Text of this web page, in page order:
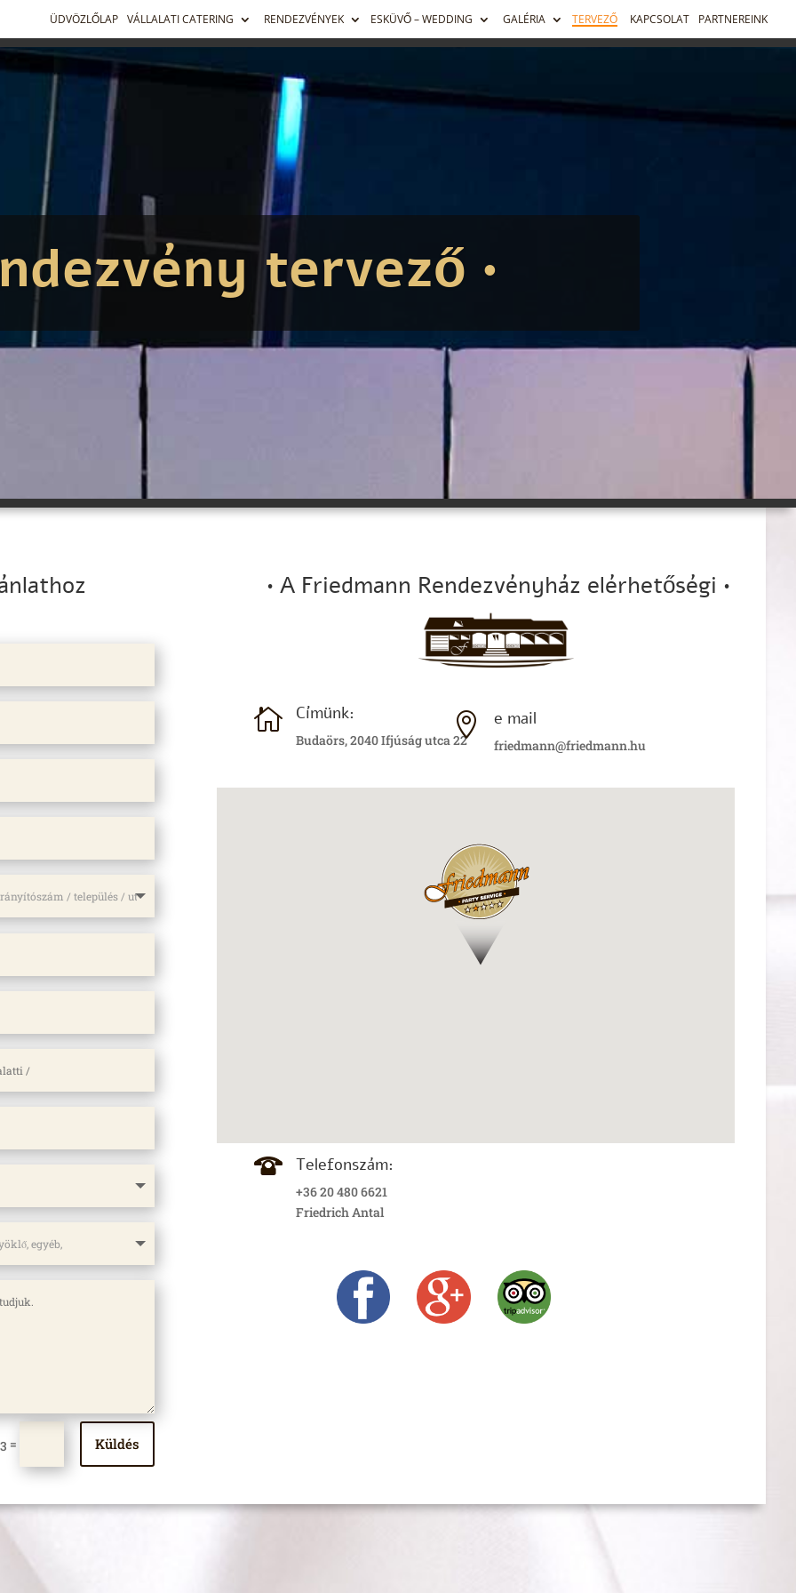
ÜDVÖZLŐLAP VÁLLALATI CATERING RENDEZVÉNYEK ESKÜVŐ – WEDDING GALÉRIA TERVEZŐ KAPCSOLAT PARTNEREINK
tervező •
= Küldés
• A Friedmann Rendezvényház elérhetőségi •
 Címünk:
Budaörs, 2040 Ifjúság utca 22
 e mail
friedmann@friedmann.hu
Telefonszám:
+36 20 480 6621
Friedrich Antal